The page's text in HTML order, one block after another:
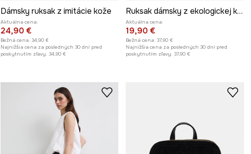
Dámsky ruksak z imitácie kože
Aktuálna cena:
24,90 €
Bežná cena: 34,90 €
Najnižšia cena za posledných 30 dní pred
poskytnutím zľavy: 34,90 €
Ruksak dámsky z ekologickej kože
Aktuálna cena:
19,90 €
Bežná cena: 37,90 €
Najnižšia cena za posledných 30 dní pred
poskytnutím zľavy: 37,90 €